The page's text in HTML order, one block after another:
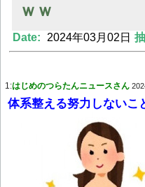
Powered by livedoor 相互RSS
ｗｗ
Date: 2024年03月02日
1:はじめのつらたんニュースさん
体系整える努力しないこ